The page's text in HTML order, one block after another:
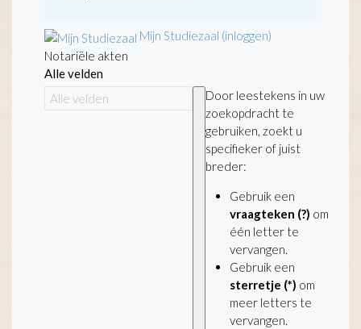
Mijn Studiezaal (inloggen)
Notariële akten
Alle velden
Door leestekens in uw
zoekopdracht te
gebruiken, zoekt u
specifieker of juist
breder:
Gebruik een
vraagteken (?) om
één letter te
vervangen.
Gebruik een
sterretje (*) om
meer letters te
vervangen.